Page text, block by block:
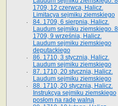
1709, 12 czerwca, Halicz.
Limitacya sejmiku ziemskiego
84. 1709, 6 sierpnia, Halicz.
Laudum sejmiku ziemskiego.
1709, 9 września, Halicz.
Laudum sejmiku ziemskiego
deputackiego
86. 1710, 3 stycznia, Halicz.
Laudum sejmiku ziemskiego
87. 1710, 20 stycznia, Halicz.
Laudum sejmiku ziemskiego
88. 1710, 20 stycznia, Halicz.
Instrukcya sejmiku ziemskiego
posłom na radę walną